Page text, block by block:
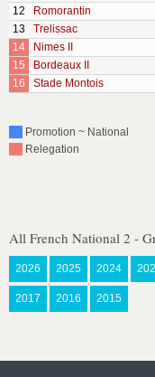
12
Romorantin
13
Trelissac
14
Nimes II
15
Bordeaux II
16
Stade Montois
Promotion ~ National
Relegation
All French National 2 -
2026 2025 2024
2017 2016 2015